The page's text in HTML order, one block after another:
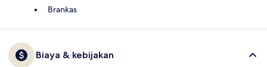
Brankas
Biaya & kebijakan